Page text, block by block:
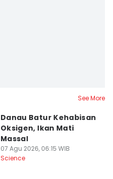
See More
Danau Batur Kehabisan
Oksigen, Ikan Mati
Massal
07 Agu 2026, 06:15 WIB
Science